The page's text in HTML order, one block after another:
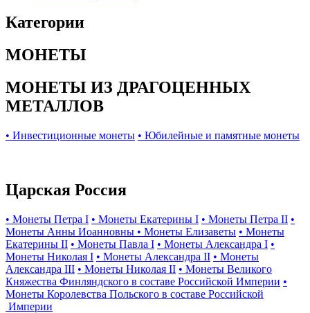
Категории
МОНЕТЫ
МОНЕТЫ ИЗ ДРАГОЦЕННЫХ
МЕТАЛЛОВ
• Инвестиционные монеты • Юбилейные и памятные монеты
Царская Россия
• Монеты Петра I • Монеты Екатерины I • Монеты Петра II •
Монеты Анны Иоанновны • Монеты Елизаветы • Монеты
Екатерины II • Монеты Павла I • Монеты Александра I •
Монеты Николая I • Монеты Александра II • Монеты
Александра III • Монеты Николая II • Монеты Великого
Княжества Финляндского в составе Российской Империи •
Монеты Королевства Польского в составе Российской
Империи